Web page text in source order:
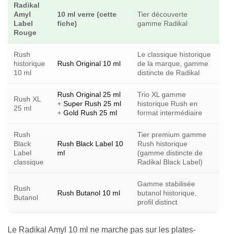
Radikal
Amyl
Label
Rouge
10 ml verre (cette
fiche)
Tier découverte
gamme Radikal
Rush
historique
10 ml
Rush Original 10 ml
Le classique historique
de la marque, gamme
distincte de Radikal
Rush XL
25 ml
Rush Original 25 ml
+ Super Rush 25 ml
+ Gold Rush 25 ml
Trio XL gamme
historique Rush en
format intermédiaire
Rush
Black
Label
classique
Rush Black Label 10
ml
Tier premium gamme
Rush historique
(gamme distincte de
Radikal Black Label)
Rush
Butanol
Rush Butanol 10 ml
Gamme stabilisée
butanol historique,
profil distinct
Le Radikal Amyl 10 ml ne marche pas sur les plates-